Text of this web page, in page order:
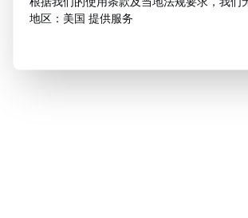
地区：美国 提供服务